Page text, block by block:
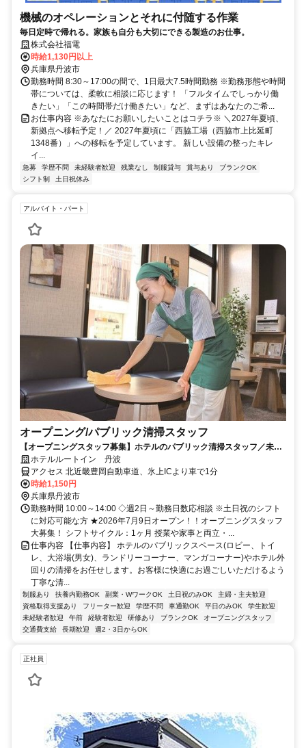
機械のオペレーションとそれに付随する作業
毎日定時で帰れる。家族も自分も大切にできる製造のお仕事。
株式会社福電
時給1,130円以上
兵庫県丹波市
勤務時間 8:30～17:00の間で、1日最大7.5時間勤務 ※勤務形態や時間
帯については、柔軟に相談に応じます！ 「フルタイムでしっかり働
きたい」「この時間帯だけ働きたい」など、まずはあなたのご希...
お仕事内容 ※あなたにお願いしたいことはコチラ※ ＼2027年夏頃、
新拠点へ移転予定！／ 2027年夏頃に「西脇工場（西脇市上比延町
1348番）」への移転を予定しています。 新しい設備の整ったキレ
イ...
急募 学歴不問 未経験者歓迎 残業なし 制服貸与 賞与あり
ブランクOK
シフト制
土日祝休み
アルバイト・パート
オープニング/パブリック清掃スタッフ
【オープニングスタッフ募集】ホテルのパブリック清掃スタッフ／未経
験歓迎！主婦(夫)さん活躍中
ホテルルートイン 丹波
アクセス 北近畿豊岡自動車道、氷上ICより車で1分
時給1,150円
兵庫県丹波市
勤務時間 10:00～14:00 ◇週2日～勤務日数応相談 ※土日祝のシフト
に対応可能な方 ★2026年7月9日オープン！！オープニングスタッフ
大募集！ シフトサイクル：1ヶ月 授業や家事と両立・...
仕事内容 【仕事内容】 ホテルのパブリックスペース(ロビー、トイ
レ、大浴場(男女)、ランドリーコーナー、マンガコーナー)やホテル外
回りの清掃をお任せします。お客様に快適にお過ごしいただけるよう
丁寧な清...
制服あり 扶養内勤務OK 副業・WワークOK 土日祝のみOK
主婦・主夫歓迎
資格取得支援あり
フリーター歓迎 学歴不問 車通勤OK 平日のみOK
学生歓迎
未経験者歓迎
午前 経験者歓迎 研修あり ブランクOK
オープニングスタッフ
交通費支給
長期歓迎 週2・3日からOK
正社員